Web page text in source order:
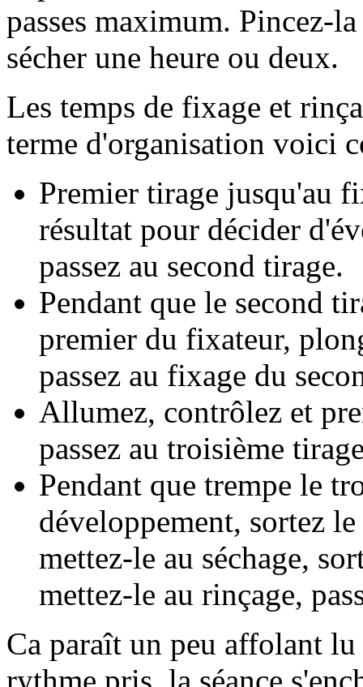
passes maximum. Pincez-
sécher une heure ou deux.
Les temps de fixage et
terme d'organisation voici
Premier tirage jusqu'au
résultat pour décider
passez au second tirage.
Pendant que le second
premier du fixateur,
passez au fixage du
Allumez, contrôlez et
passez au troisième
Pendant que trempe le
développement, sortez
mettez-le au séchage,
mettez-le au rinçage,
Ca paraît un peu affolant